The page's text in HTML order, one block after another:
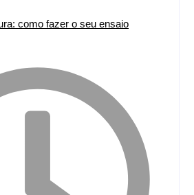
como fazer o seu ensaio